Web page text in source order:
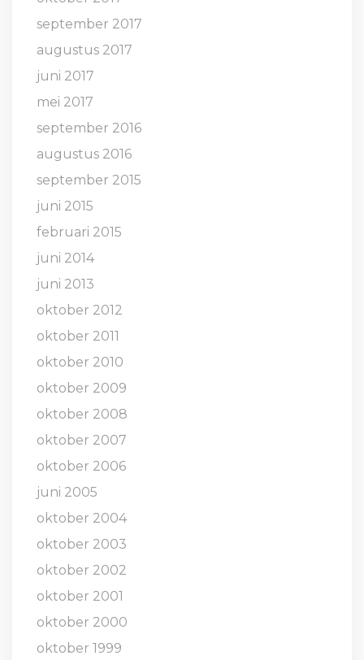
september 2017
augustus 2017
juni 2017
mei 2017
september 2016
augustus 2016
september 2015
juni 2015
februari 2015
juni 2014
juni 2013
oktober 2012
oktober 2011
oktober 2010
oktober 2009
oktober 2008
oktober 2007
oktober 2006
juni 2005
oktober 2004
oktober 2003
oktober 2002
oktober 2001
oktober 2000
oktober 1999